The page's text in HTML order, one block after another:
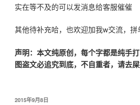
实在等不及的可以发消息给客服催催
其他待补充哈，也欢迎加我w交流，拼
声明：本文纯原创，每个字都是纯手
图盗文必追究到底，不自重者，请去
发
2015年9月8日